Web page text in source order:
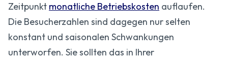
Zeitpunkt monatliche Betriebskosten auflaufen.
Die Besucherzahlen sind dagegen nur selten
konstant und saisonalen Schwankungen
unterworfen. Sie sollten das in Ihrer